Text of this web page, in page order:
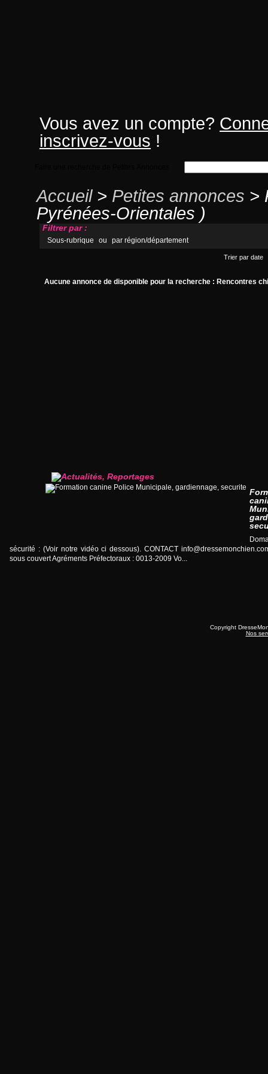
Vous avez un compte?
inscrivez-vous !
Accueil> Petites annonces >
Pyrénées-Orientales )
Filtrer par :
Sous-rubrique ou par région/département
Trier par date
Aucune annonce de disponible pour la recherche : Rencontres
sécurité : (Voir notre vidéo ci dessous). CONTACT
sous couvert Agréments Préfectoraux : 0013-2009 Vo...
Copyright
Nos